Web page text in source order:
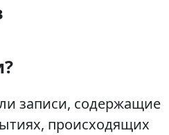
записи, содержащие
происходящих